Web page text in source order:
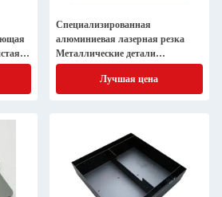
Специализированная
алюминиевая лазерная резка
Металлические детали
Нержавеющая сталь Лист
металла Лазерная резка и сварка
Фабрикация Лист металла
Лучшая цена